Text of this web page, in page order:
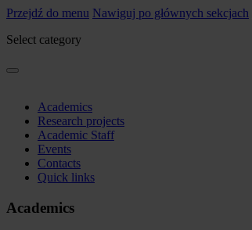
Przejdź do menu Nawiguj po głównych sekcjach
Select category
Academics
Research projects
Academic Staff
Events
Contacts
Quick links
Academics